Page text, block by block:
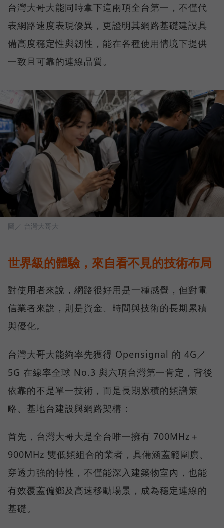
台灣大哥大能同時拿下這兩項全台第一，不僅代
表網路速度表現優異，更證明其網路基礎建設具
備高度穩定性與韌性，能在各種使用情境下提供
一致且可靠的連線品質。
圖／ 台灣大哥大
世界級的體驗，來自看不見的技術布局
對使用者來說，網路很好用是一種感覺，但對電
信業者來說，則是資金、時間與技術的長期累積
與優化。
台灣大哥大能夠率先獲得 Opensignal 的 4G／
5G 在線率全球 No.3 與六項台灣第一肯定，背後
依靠的不是單一技術，而是長期累積的頻譜策
略、基地台建設與網路架構：
首先，台灣大哥大是全台唯一擁有 700MHz＋
900MHz 雙低頻組合的業者，具備涵蓋範圍廣、
穿透力強的特性，不僅能深入建築物室內，也能
有效覆蓋偏鄉及高速移動場景，成為穩定連線的
基礎。